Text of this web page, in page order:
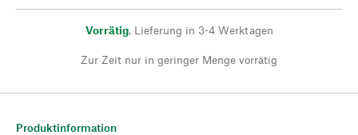
Vorrätig, Lieferung in 3-4 Werktagen
Zur Zeit nur in geringer Menge vorrätig
Produktinformation